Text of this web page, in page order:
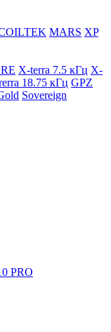
MARS XP
X-terra 7.5 кГц X-
18.75 кГц GPZ
Sovereign
PRO